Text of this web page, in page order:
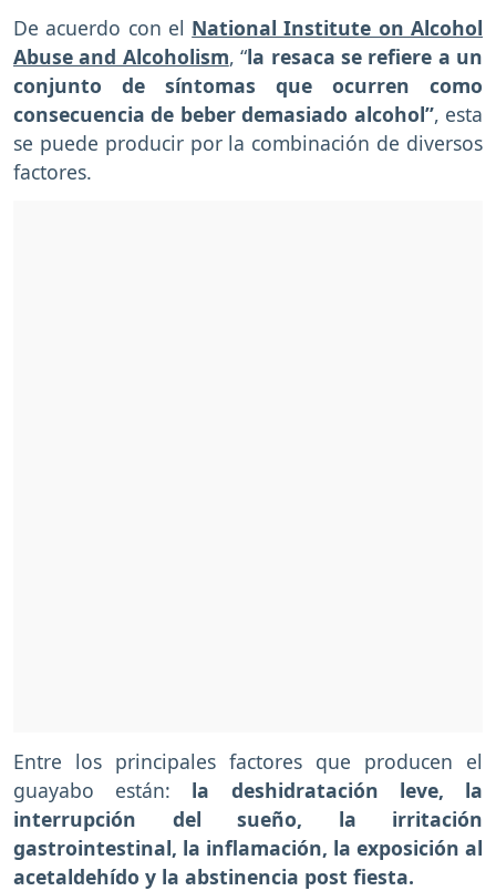
De acuerdo con el National Institute on Alcohol
Abuse and Alcoholism, “la resaca se refiere a un
conjunto de síntomas que ocurren como
consecuencia de beber demasiado alcohol”, esta
se puede producir por la combinación de diversos
factores.
Entre los principales factores que producen el
guayabo están: la deshidratación leve, la
interrupción del sueño, la irritación
gastrointestinal, la inflamación, la exposición al
acetaldehído y la abstinencia post fiesta.